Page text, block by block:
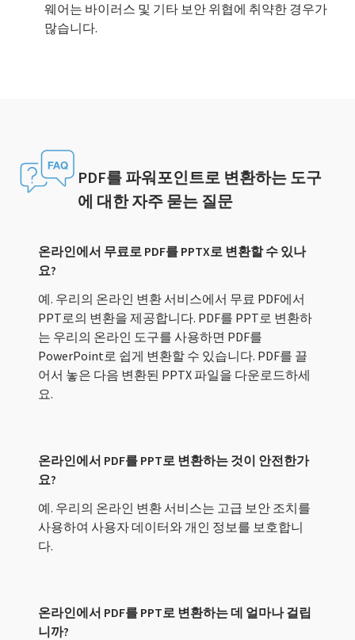
웨어는 바이러스 및 기타 보안 위협에 취약한 경우가
많습니다.
PDF를 파워포인트로 변환하는 도구
에 대한 자주 묻는 질문
온라인에서 무료로 PDF를 PPTX로 변환할 수 있나
요?
예. 우리의 온라인 변환 서비스에서 무료 PDF에서
PPT로의 변환을 제공합니다. PDF를 PPT로 변환하
는 우리의 온라인 도구를 사용하면 PDF를
PowerPoint로 쉽게 변환할 수 있습니다. PDF를 끌
어서 놓은 다음 변환된 PPTX 파일을 다운로드하세
요.
온라인에서 PDF를 PPT로 변환하는 것이 안전한가
요?
예. 우리의 온라인 변환 서비스는 고급 보안 조치를
사용하여 사용자 데이터와 개인 정보를 보호합니
다.
온라인에서 PDF를 PPT로 변환하는 데 얼마나 걸립
니까?